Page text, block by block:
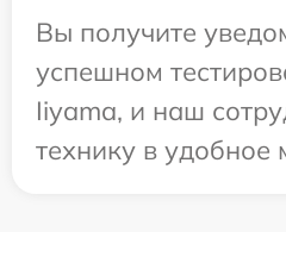
Вы получите
успешном
Iiyama, и наш
технику в удобное